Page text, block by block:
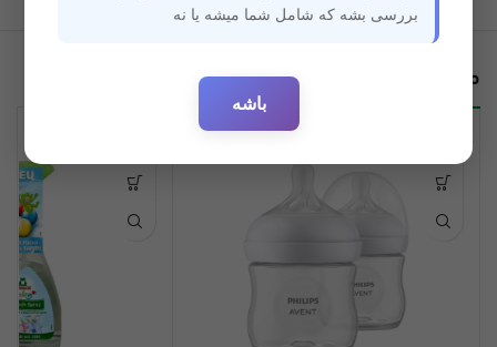
محصولات مرتبط
بررسی بشه که شامل شما میشه یا نه
باشه